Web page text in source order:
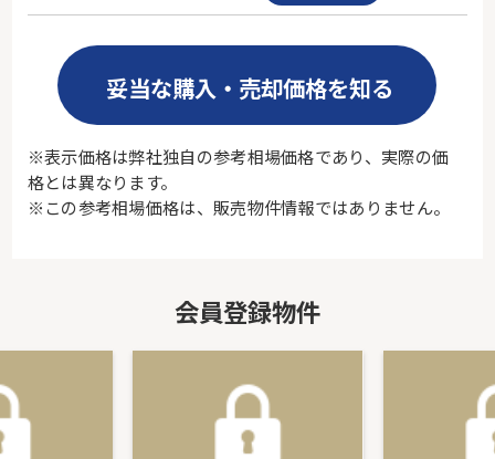
妥当な購入・売却価格を知る
※表示価格は弊社独自の参考相場価格であり、実際の価
格とは異なります。
※この参考相場価格は、販売物件情報ではありません。
会員登録物件